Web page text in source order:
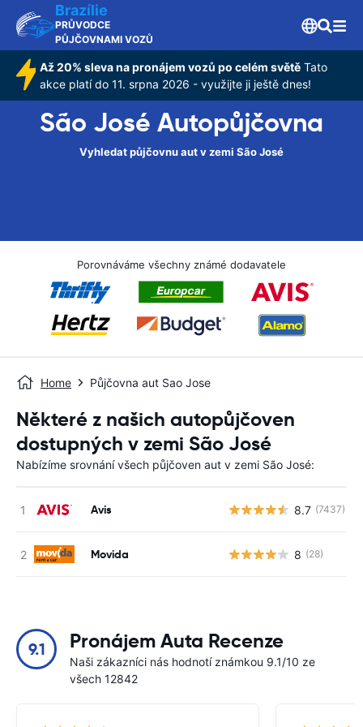
Brazílie
PRŮVODCE
PŮJČOVNAMI VOZŮ
Až 20% sleva na pronájem vozů po celém světě Tato
akce platí do 11. srpna 2026 - využijte ji ještě dnes!
São José Autopůjčovna
Vyhledat půjčovnu aut v zemi São José
Porovnáváme všechny známé dodavatele
Home Půjčovna aut Sao Jose
Některé z našich autopůjčoven
dostupných v zemi São José
Nabízíme srovnání všech půjčoven aut v zemi São José:
Avis 8.7 (7437)
Movida 8 (28)
9.1 Pronájem Auta Recenze
Naši zákazníci nás hodnotí známkou 9.1/10 ze
všech 12842